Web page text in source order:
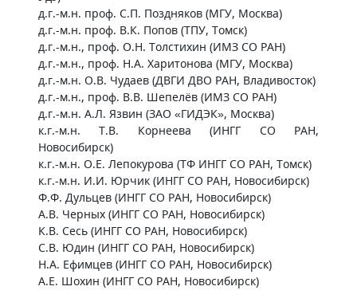
д.г.-м.н. проф. С.П. Поздняков (МГУ, Москва)
д.г.-м.н. проф. В.К. Попов (ТПУ, Томск)
д.г.-м.н., проф. О.Н. Толстихин (ИМЗ СО РАН)
д.г.-м.н., проф. Н.А. Харитонова (МГУ, Москва)
д.г.-м.н. О.В. Чудаев (ДВГИ ДВО РАН, Владивосток)
д.г.-м.н., проф. В.В. Шепелёв (ИМЗ СО РАН)
д.г.-м.н. А.Л. Язвин (ЗАО «ГИДЭК», Москва)
к.г.-м.н. Т.В. Корнеева (ИНГГ СО РАН,
Новосибирск)
к.г.-м.н. О.Е. Лепокурова (ТФ ИНГГ СО РАН, Томск)
к.г.-м.н. И.И. Юрчик (ИНГГ СО РАН, Новосибирск)
Ф.Ф. Дульцев (ИНГГ СО РАН, Новосибирск)
А.В. Черных (ИНГГ СО РАН, Новосибирск)
К.В. Сесь (ИНГГ СО РАН, Новосибирск)
С.В. Юдин (ИНГГ СО РАН, Новосибирск)
Н.А. Ефимцев (ИНГГ СО РАН, Новосибирск)
А.Е. Шохин (ИНГГ СО РАН, Новосибирск)